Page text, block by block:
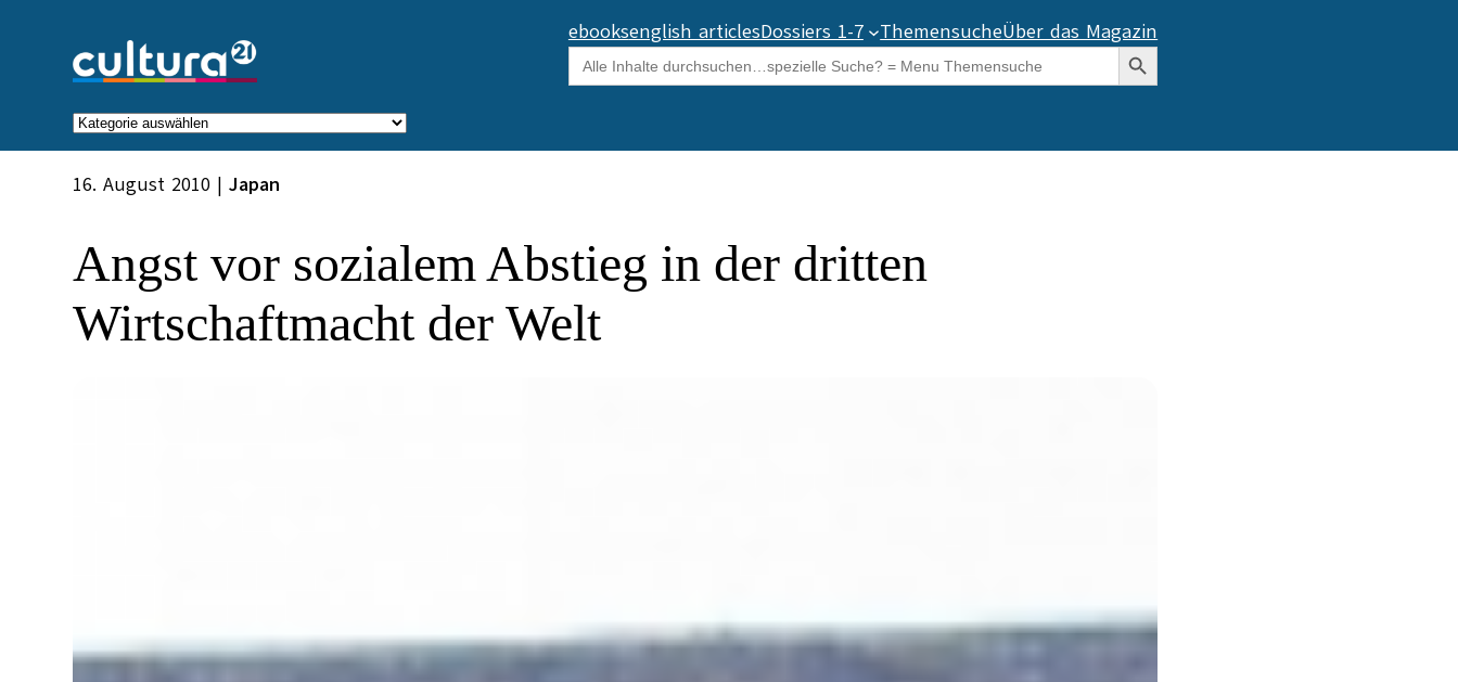
springen
ebooksenglish articlesDossiers 1-7 ThemensucheÜber das Magazin
Search
for:
Search Button
Kategorien
16. August 2010 |Japan
Angst vor sozialem Abstieg in der dritten
Wirtschaftmacht der Welt